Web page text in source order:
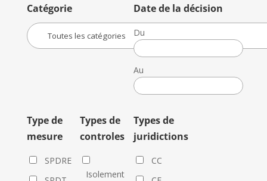
Catégorie Date de la décision
Du
Date
de
la
décision
Au
Date
de
décision
Type de
mesure
SPDRE
Types de
controles
Isolement
Types de
juridictions
CC